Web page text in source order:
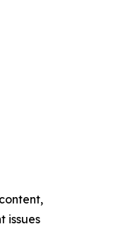
issues